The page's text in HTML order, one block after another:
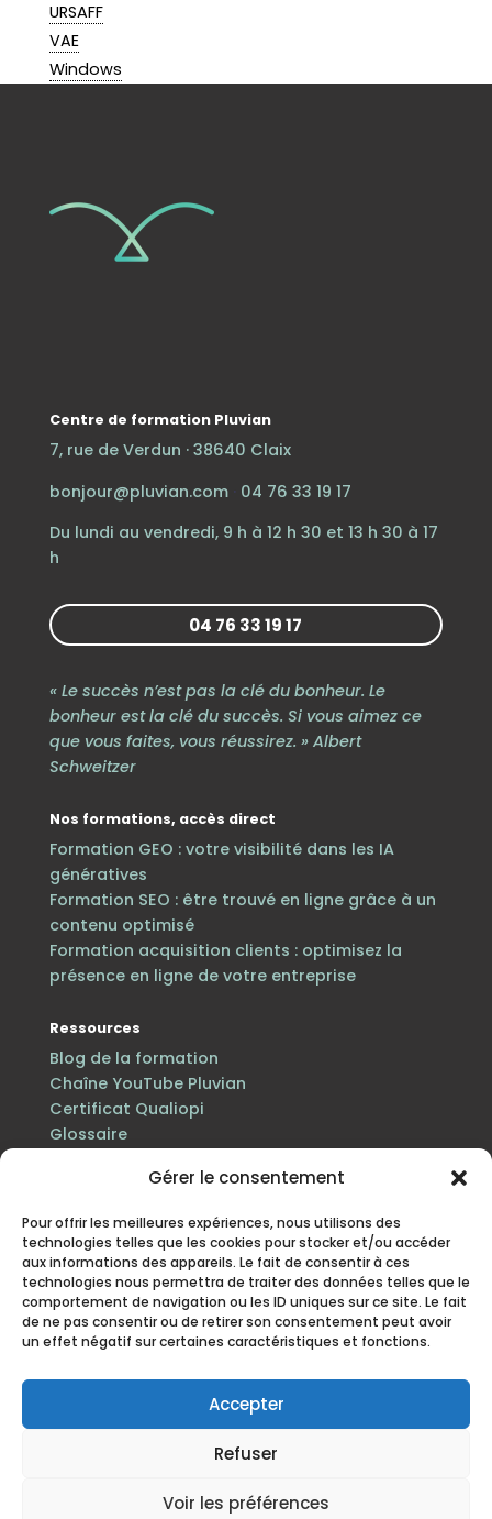
Gérer le consentement
Pour offrir les meilleures expériences, nous utilisons des
technologies telles que les cookies pour stocker et/ou accéder
aux informations des appareils. Le fait de consentir à ces
technologies nous permettra de traiter des données telles que le
comportement de navigation ou les ID uniques sur ce site. Le fait
de ne pas consentir ou de retirer son consentement peut avoir
un effet négatif sur certaines caractéristiques et fonctions.
Accepter
Refuser
Voir les préférences
URSAFF
VAE
Windows
Centre de formation Pluvian
7, rue de Verdun · 38640 Claix
bonjour@pluvian.com· 04 76 33 19 17
Du lundi au vendredi, 9 h à 12 h 30 et 13 h 30 à 17
h
04 76 33 19 17
« Le succès n’est pas la clé du bonheur. Le
bonheur est la clé du succès. Si vous aimez ce
que vous faites, vous réussirez. » Albert
Schweitzer
Nos formations, accès direct
Formation GEO : votre visibilité dans les IA
génératives
Formation SEO : être trouvé en ligne grâce à un
contenu optimisé
Formation acquisition clients : optimisez la
présence en ligne de votre entreprise
Ressources
Blog de la formation
Chaîne YouTube Pluvian
Certificat Qualiopi
Glossaire
formation · n° de déclaration d’activité 84 38 06816 38
enregistré auprès du préfet de la région Auvergne-
Politique de protection des
mis à jour en juillet 2026